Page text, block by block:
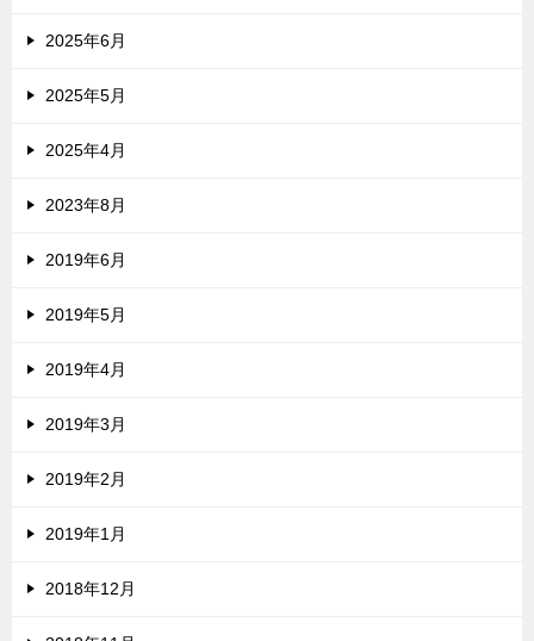
2025年6月
2025年5月
2025年4月
2023年8月
2019年6月
2019年5月
2019年4月
2019年3月
2019年2月
2019年1月
2018年12月